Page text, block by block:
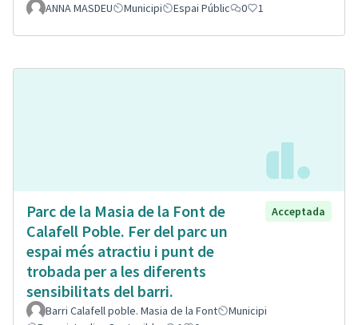
ANNA MASDEU Municipi Espai Públic 0 1
Parc de la Masia de la Font de
Calafell Poble. Fer del parc un
espai més atractiu i punt de
trobada per a les diferents
sensibilitats del barri.
Acceptada
Barri Calafell poble. Masia de la Font
Municipi